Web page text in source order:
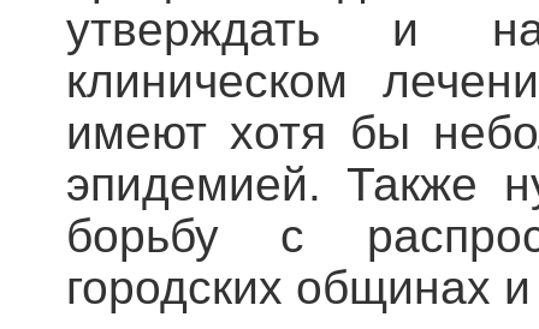
утверждать и
клиническом
имеют хотя бы
эпидемией. Также
борьбу с
городских общинах